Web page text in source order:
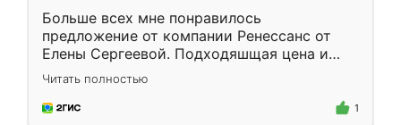
Больше всех мне понравилось
предложение от компании Ренессанс от
Елены Сергеевой. Подходяшщая цена и
короткие сроки изготовления. Приехавший
для замера сотрудник Владислав
предложил по моему эскизу самый
Читать полностью
1